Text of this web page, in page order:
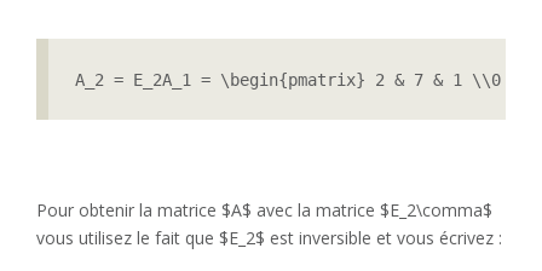
A_2 = E_2A_1 = \begin{pmatrix} 2 & 7 & 1 \\0
Pour obtenir la matrice $A$ avec la matrice $E_2\comma$
vous utilisez le fait que $E_2$ est inversible et vous écrivez :